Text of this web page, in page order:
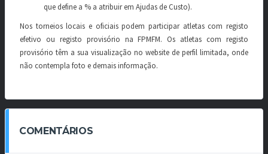
que define a % a atribuir em Ajudas de Custo).
Nos torneios locais e oficiais podem participar atletas com registo
efetivo ou registo provisório na FPMFM. Os atletas com registo
provisório têm a sua visualização no website de perfil limitada, onde
não contempla foto e demais informação.
COMENTÁRIOS